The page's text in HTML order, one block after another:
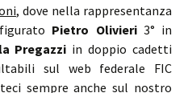
, dove nella rappresentanza
Pietro Olivieri3° in
Pregazzi in doppio cadetti
sul web federale FIC
sempre anche sul nostro